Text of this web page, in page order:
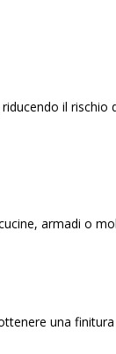
il
armadi o
una